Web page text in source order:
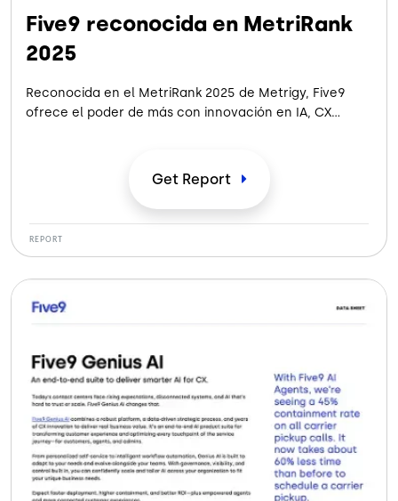
Five9 reconocida en MetriRank
2025
Reconocida en el MetriRank 2025 de Metrigy, Five9
ofrece el poder de más con innovación en IA, CX
centradas en el cliente en cada interacción.
Get Report
REPORT